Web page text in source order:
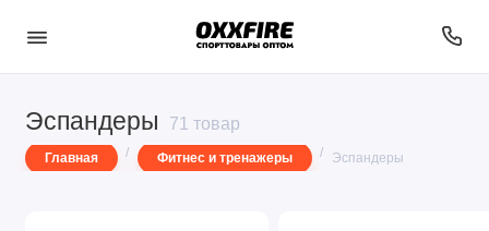
Эспандеры 71 товар
Главная Фитнес и тренажеры Эспандеры
Аксессуары для похудения
Бодибары